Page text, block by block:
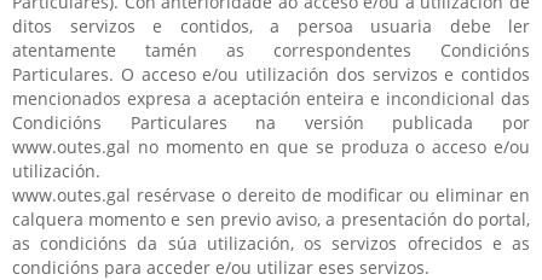
ditos servizos e contidos, a persoa usuaria debe ler
atentamente tamén as correspondentes Condicións
Particulares. O acceso e/ou utilización dos servizos e contidos
mencionados expresa a aceptación enteira e incondicional das
Condicións Particulares na versión publicada por
www.outes.gal no momento en que se produza o acceso e/ou
utilización.
www.outes.gal resérvase o dereito de modificar ou eliminar en
calquera momento e sen previo aviso, a presentación do portal,
as condicións da súa utilización, os servizos ofrecidos e as
condicións para acceder e/ou utilizar eses servizos.